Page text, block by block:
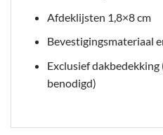
Afdeklijsten 1,8×8 cm
Bevestigingsmateriaal
Exclusief dakbedekking
benodigd)